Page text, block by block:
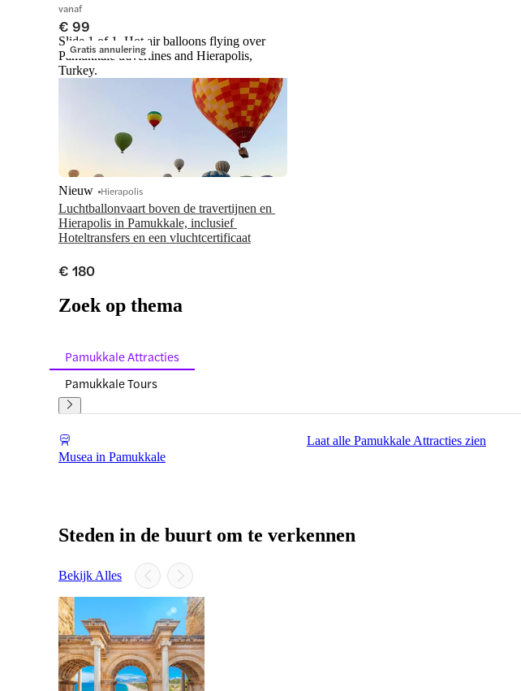
vanaf
€ 99
Gratis annulering
Slide 1 of 1, Hot air balloons flying over
Pamukkale travertines and Hierapolis,
Turkey.
Luchtballonvaart boven de travertijnen en
Hierapolis in Pamukkale, inclusief
Hoteltransfers en een vluchtcertificaat
Nieuw Hierapolis
€ 180
Zoek op thema
Pamukkale Attracties
Pamukkale Tours
Musea in Pamukkale
Laat alle Pamukkale Attracties zien
Steden in de buurt om te verkennen
Bekijk Alles